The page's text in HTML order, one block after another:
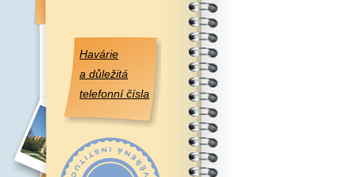
Havárie
a důležitá
telefonní čísla